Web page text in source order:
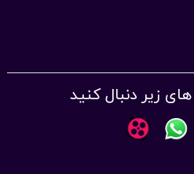
زیر دنبال کنید